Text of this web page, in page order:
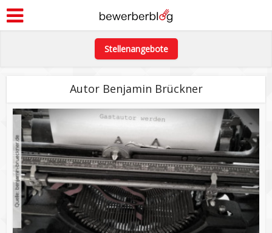
Stellenangebote
Autor Benjamin Brückner